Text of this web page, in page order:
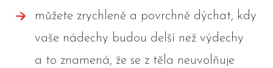
můžete zrychleně a povrchně dýchat, kdy
vaše nádechy budou delší než výdechy
a to znamená, že se z těla neuvolňuje